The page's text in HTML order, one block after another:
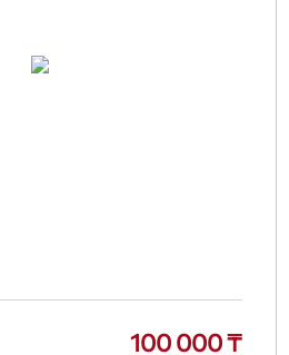
100 000 ₸